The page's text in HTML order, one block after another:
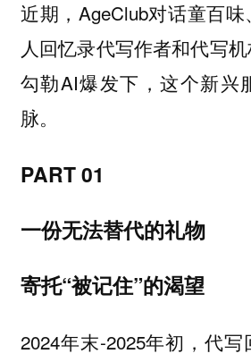
近期，AgeClub对话童百
人回忆录代写作者和代写
勾勒AI爆发下，这个新兴
脉。
PART 01
一份无法替代的礼物
寄托“被记住”的渴望
2024年末-2025年初，代